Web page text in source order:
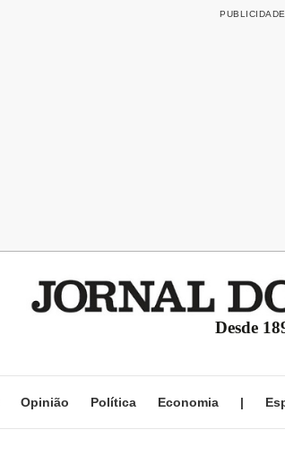
Desde
Opinião Política Economia |